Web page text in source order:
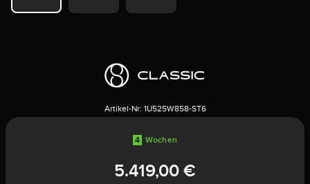
Artikel-Nr: 1U525W858-ST6
4 Wochen
5.419,00 €